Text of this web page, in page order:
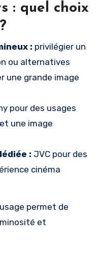
: quel choix
: privilégier un
ou alternatives
une grande image
pour des usages
une image
: JVC pour des
cinéma
permet de
et